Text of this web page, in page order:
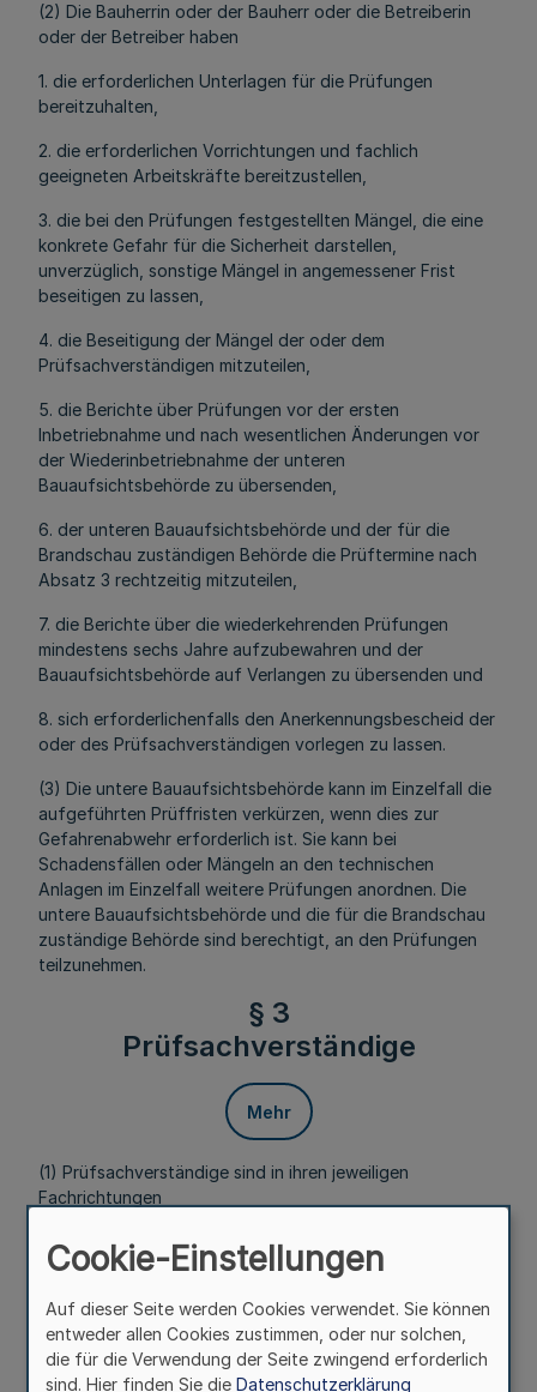
(2) Die Bauherrin oder der Bauherr oder die Betreiberin
oder der Betreiber haben
1. die erforderlichen Unterlagen für die Prüfungen
bereitzuhalten,
2. die erforderlichen Vorrichtungen und fachlich
geeigneten Arbeitskräfte bereitzustellen,
3. die bei den Prüfungen festgestellten Mängel, die eine
konkrete Gefahr für die Sicherheit darstellen,
unverzüglich, sonstige Mängel in angemessener Frist
beseitigen zu lassen,
4. die Beseitigung der Mängel der oder dem
Prüfsachverständigen mitzuteilen,
5. die Berichte über Prüfungen vor der ersten
Inbetriebnahme und nach wesentlichen Änderungen vor
der Wiederinbetriebnahme der unteren
Bauaufsichtsbehörde zu übersenden,
6. der unteren Bauaufsichtsbehörde und der für die
Brandschau zuständigen Behörde die Prüftermine nach
Absatz 3 rechtzeitig mitzuteilen,
7. die Berichte über die wiederkehrenden Prüfungen
mindestens sechs Jahre aufzubewahren und der
Bauaufsichtsbehörde auf Verlangen zu übersenden und
8. sich erforderlichenfalls den Anerkennungsbescheid der
oder des Prüfsachverständigen vorlegen zu lassen.
(3) Die untere Bauaufsichtsbehörde kann im Einzelfall die
aufgeführten Prüffristen verkürzen, wenn dies zur
Gefahrenabwehr erforderlich ist. Sie kann bei
Schadensfällen oder Mängeln an den technischen
Anlagen im Einzelfall weitere Prüfungen anordnen. Die
untere Bauaufsichtsbehörde und die für die Brandschau
zuständige Behörde sind berechtigt, an den Prüfungen
teilzunehmen.
§ 3
Prüfsachverständige
Mehr
(1) Prüfsachverständige sind in ihren jeweiligen
Fachrichtungen
1. die nach § 4 anerkannten Sachverständigen,
obersten Bauaufsichtsbehörde und der Bezirksregierung
Düsseldorf bauaufsichtlich anerkannten
Sachverständigen,
Cookie-Einstellungen
Auf dieser Seite werden Cookies verwendet. Sie können
entweder allen Cookies zustimmen, oder nur solchen,
die für die Verwendung der Seite zwingend erforderlich
sind. Hier finden Sie die Datenschutzerklärung